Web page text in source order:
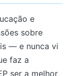
e
sobre
— e nunca vi
faz a
ser a melhor